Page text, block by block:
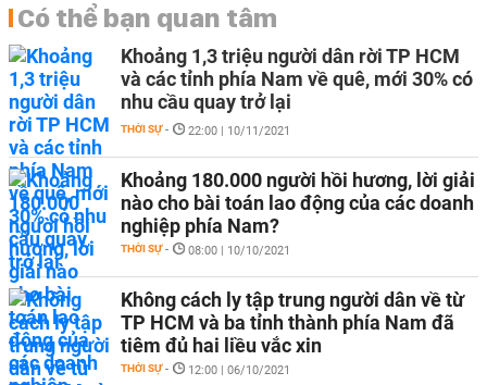
Có thể bạn quan tâm
Khoảng 1,3 triệu người dân rời TP HCM
và các tỉnh phía Nam về quê, mới 30% có
nhu cầu quay trở lại
THỜI SỰ - 22:00 | 10/11/2021
Khoảng 180.000 người hồi hương, lời giải
nào cho bài toán lao động của các doanh
nghiệp phía Nam?
THỜI SỰ - 08:00 | 10/10/2021
Không cách ly tập trung người dân về từ
TP HCM và ba tỉnh thành phía Nam đã
tiêm đủ hai liều vắc xin
THỜI SỰ - 12:00 | 06/10/2021